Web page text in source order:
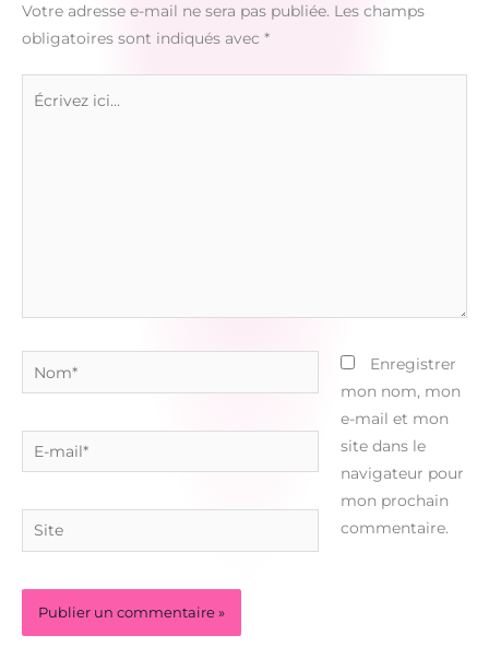
Votre adresse e-mail ne sera pas publiée. Les champs
obligatoires sont indiqués avec *
Nom*
E-
mail*
Site
Enregistrer
mon nom, mon
e-mail et mon
site dans le
navigateur pour
mon prochain
commentaire.